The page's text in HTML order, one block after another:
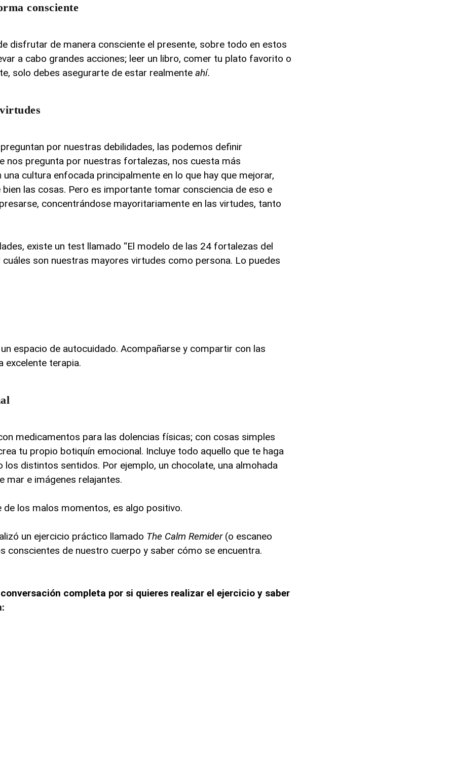
consciente
disfrutar de manera consciente el presente, sobre todo en estos
a cabo grandes acciones; leer un libro, comer tu plato favorito o
solo debes asegurarte de estar realmenteahí.
por nuestras debilidades, las podemos definir
nos pregunta por nuestras fortalezas, nos cuesta más
cultura enfocada principalmente en lo que hay que mejorar,
las cosas. Pero es importante tomar consciencia de eso e
concentrándose mayoritariamente en las virtudes, tanto
existe un test llamado “El modelo de las 24 fortalezas del
son nuestras mayores virtudes como persona. Lo puedes
espacio de autocuidado. Acompañarse y compartir con las
excelente terapia.
medicamentos para las dolencias físicas; con cosas simples
tu propio botiquín emocional. Incluye todo aquello que te haga
los distintos sentidos. Por ejemplo, un chocolate, una almohada
mar e imágenes relajantes.
los malos momentos, es algo positivo.
un ejercicio práctico llamado The Calm Remider(o escaneo
conscientes de nuestro cuerpo y saber cómo se encuentra.
completa por si quieres realizar el ejercicio y saber